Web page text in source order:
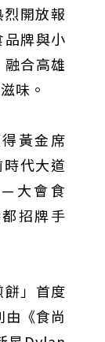
開放報
牌與小
合高雄
味。
黃金席
代大道
大會食
招牌手
」首度
《食尚